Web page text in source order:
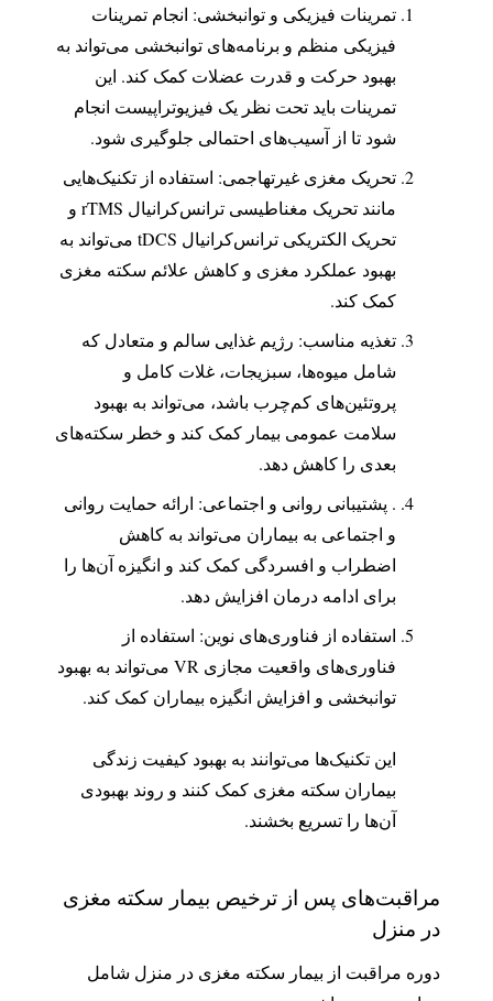
تمرینات فیزیکی و توانبخشی: انجام تمرینات
فیزیکی منظم و برنامه‌های توانبخشی می‌تواند به
بهبود حرکت و قدرت عضلات کمک کند. این
تمرینات باید تحت نظر یک فیزیوتراپیست انجام
شود تا از آسیب‌های احتمالی جلوگیری شود.
تحریک مغزی غیرتهاجمی: استفاده از تکنیک‌هایی
مانند تحریک مغناطیسی ترانس‌کرانیال rTMS و
تحریک الکتریکی ترانس‌کرانیال tDCS می‌تواند به
بهبود عملکرد مغزی و کاهش علائم سکته مغزی
کمک کند.
تغذیه مناسب: رژیم غذایی سالم و متعادل که
شامل میوه‌ها، سبزیجات، غلات کامل و
پروتئین‌های کم‌چرب باشد، می‌تواند به بهبود
سلامت عمومی بیمار کمک کند و خطر سکته‌های
بعدی را کاهش دهد.
. پشتیبانی روانی و اجتماعی: ارائه حمایت روانی
و اجتماعی به بیماران می‌تواند به کاهش
اضطراب و افسردگی کمک کند و انگیزه آن‌ها را
برای ادامه درمان افزایش دهد.
استفاده از فناوری‌های نوین: استفاده از
فناوری‌های واقعیت مجازی VR می‌تواند به بهبود
توانبخشی و افزایش انگیزه بیماران کمک کند.
این تکنیک‌ها می‌توانند به بهبود کیفیت زندگی
بیماران سکته مغزی کمک کنند و روند بهبودی
آن‌ها را تسریع بخشند.
مراقبت‌های پس از ترخیص بیمار سکته مغزی
در منزل
دوره مراقبت از بیمار سکته مغزی در منزل شامل